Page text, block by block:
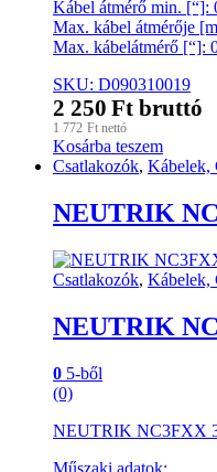
Kábel átmérő min. [“]:
Max. kábel átmérője
Max. kábelátmérő [“]:
SKU: D090310019
2 250 Ft bruttó
1 772 Ft nettó
Kosárba teszem
Csatlakozók, Kábelek,
NEUTRIK
Csatlakozók, Kábelek,
NEUTRIK
0 5-ből
(0)
NEUTRIK NC3FXX 3
Műszaki adatok: